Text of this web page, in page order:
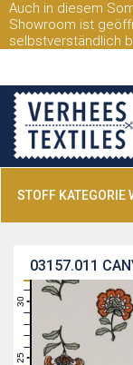
Auch in diesem
Showroom ist
selbstverständlich
STOFF KATEGORIE
03157.011
26